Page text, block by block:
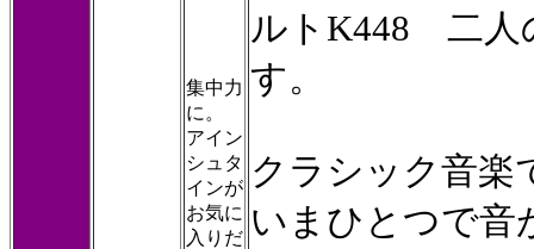
集中力
に。
アイン
シュタ
インが
お気に
入りだ
ルトK448 二人
す。
クラシック音楽
いまひとつで音